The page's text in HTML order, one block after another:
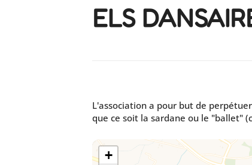
ELS
L'association a pour but de
que ce soit la sardane ou le "ballet"
+